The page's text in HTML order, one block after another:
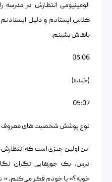
الومینیومی انتظارش در
کلاس ایستادم و دلیل
باهاش بشینم.
05:06
(خنده)
05:07
نوع پوشش شخصیت های معروف
این اولین چیزی است که
درس، یک جورهایی نگران
خوبه؟» با خودم فکر می‌کنم،